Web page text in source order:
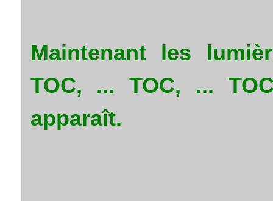
Maintenant les
TOC, ... TOC, ...
apparaît.